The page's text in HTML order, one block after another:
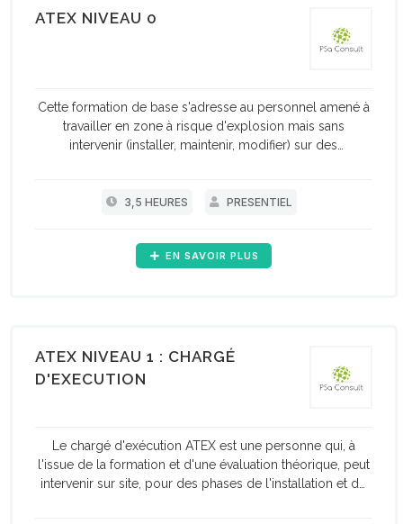
ATEX NIVEAU 0
Cette formation de base s'adresse au personnel amené à
travailler en zone à risque d'explosion mais sans
intervenir (installer, maintenir, modifier) sur des
3,5 HEURES PRESENTIEL
EN SAVOIR PLUS
ATEX NIVEAU 1 : CHARGÉ
D'EXECUTION
Le chargé d'exécution ATEX est une personne qui, à
l'issue de la formation et d'une évaluation théorique, peut
intervenir sur site, pour des phases de l'installation et de